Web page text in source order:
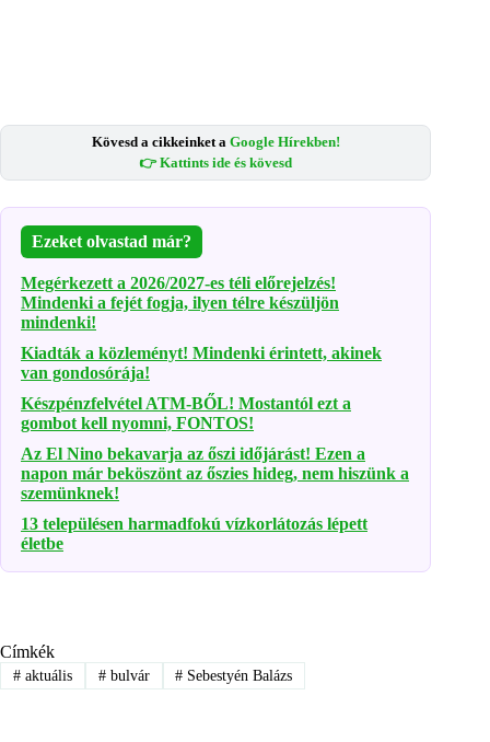
Kövesd a cikkeinket a Google Hírekben!
👉 Kattints ide és kövesd
Ezeket olvastad már?
Megérkezett a 2026/2027-es téli előrejelzés!
Mindenki a fejét fogja, ilyen télre készüljön
mindenki!
Kiadták a közleményt! Mindenki érintett, akinek
van gondosórája!
Készpénzfelvétel ATM-BŐL! Mostantól ezt a
gombot kell nyomni, FONTOS!
Az El Nino bekavarja az őszi időjárást! Ezen a
napon már beköszönt az őszies hideg, nem hiszünk a
szemünknek!
13 településen harmadfokú vízkorlátozás lépett
életbe
Címkék
#aktuális #bulvár # Sebestyén Balázs